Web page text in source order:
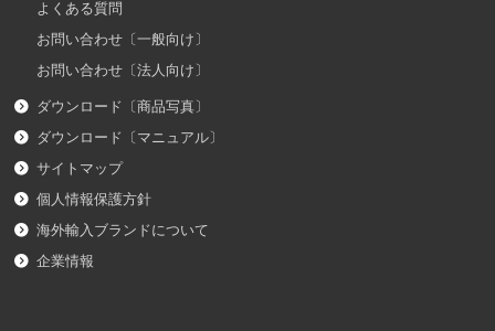
よくある質問
お問い合わせ〔一般向け〕
お問い合わせ〔法人向け〕
ダウンロード〔商品写真〕
ダウンロード〔マニュアル〕
サイトマップ
個人情報保護方針
海外輸入ブランドについて
企業情報